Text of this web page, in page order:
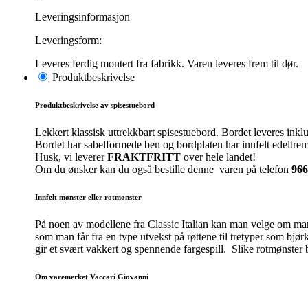
Leveringsinformasjon
Leveringsform:
Leveres ferdig montert fra fabrikk. Varen leveres frem til dør.
Produktbeskrivelse
Produktbeskrivelse av spisestuebord
Lekkert klassisk uttrekkbart spisestuebord. Bordet leveres
Bordet har sabelformede ben og bordplaten har innfelt
Husk, vi levererFRAKTFRITT over hele landet!
Om du ønsker kan du også bestille denne varen på telefon
Innfelt mønster eller rotmønster
På noen av modellene fra Classic Italian kan man velge om
som man får fra en type utvekst på røttene til tretyper som
gir et svært vakkert og spennende fargespill. Slike rotmønster
Om varemerket Vaccari Giovanni